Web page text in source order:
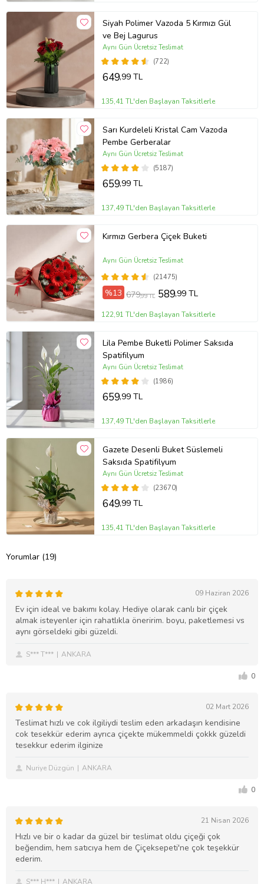
Siyah Polimer Vazoda 5 Kırmızı Gül
ve Bej Lagurus
(722)
Aynı Gün Ücretsiz Teslimat
649,99 TL
135,41 TL'den Başlayan Taksitlerle
Sarı Kurdeleli Kristal Cam Vazoda
Pembe Gerberalar
(5187)
Aynı Gün Ücretsiz Teslimat
659,99 TL
137,49 TL'den Başlayan Taksitlerle
Kırmızı Gerbera Çiçek Buketi
(21475)
Aynı Gün Ücretsiz Teslimat
%13 679,99 TL 589,99 TL
122,91 TL'den Başlayan Taksitlerle
Lila Pembe Buketli Polimer Saksıda
Spatifilyum
(1986)
Aynı Gün Ücretsiz Teslimat
659,99 TL
137,49 TL'den Başlayan Taksitlerle
Gazete Desenli Buket Süslemeli
Saksıda Spatifilyum
(23670)
Aynı Gün Ücretsiz Teslimat
649,99 TL
135,41 TL'den Başlayan Taksitlerle
Yorumlar (19)
09 Haziran 2026
Ev için ideal ve bakımı kolay. Hediye olarak canlı bir çiçek
almak isteyenler için rahatlıkla öneririm. boyu, paketlemesi vs
aynı görseldeki gibi güzeldi.
S*** T*** ANKARA
0
02 Mart 2026
Teslimat hızlı ve cok ilgiliydi teslim eden arkadaşın kendisine
cok tesekkür ederim ayrıca çiçekte mükemmeldi çokkk güzeldi
tesekkur ederim ilginize
Nuriye Düzgün ANKARA
0
21 Nisan 2026
Hızlı ve bir o kadar da güzel bir teslimat oldu çiçeği çok
beğendim, hem satıcıya hem de Çiçeksepeti'ne çok teşekkür
ederim.
S*** H*** ANKARA